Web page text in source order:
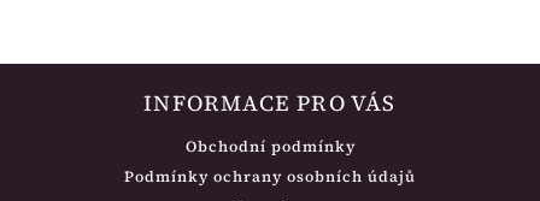
INFORMACE PRO VÁS
Obchodní podmínky
Podmínky ochrany osobních údajů